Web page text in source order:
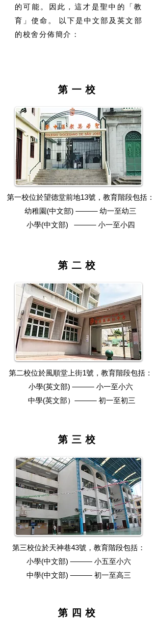
的可能。因此， 這才是聖中的「教
育」使命。
以下是中文部及英文部
的校舍分佈簡介：
​第一校
第一校位於望德堂前地13號，教育階段包括：
幼稚園(中文部) ——— 幼一至幼三
小學(中文部) ——— 小一至小四
​第二校
第二校位於風順堂上街1號，教育階段包括：
小學(英文部) ——— 小一至小六
中學(英文部）——— 初一至初三
​第三校
第三校位於天神巷43號，教育階段包括：
小學(中文部) ——— 小五至小六
中學(中文部) ——— 初一至高三
​第四校